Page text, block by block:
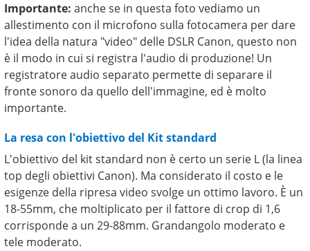
Importante: anche se in questa foto vediamo un
allestimento con il microfono sulla fotocamera per dare
l'idea della natura "video" delle DSLR Canon, questo non
è il modo in cui si registra l'audio di produzione! Un
registratore audio separato permette di separare il
fronte sonoro da quello dell'immagine, ed è molto
importante.
La resa con l'obiettivo del Kit standard
L'obiettivo del kit standard non è certo un serie L (la linea
top degli obiettivi Canon). Ma considerato il costo e le
esigenze della ripresa video svolge un ottimo lavoro. È un
18-55mm, che moltiplicato per il fattore di crop di 1,6
corrisponde a un 29-88mm. Grandangolo moderato e
tele moderato.